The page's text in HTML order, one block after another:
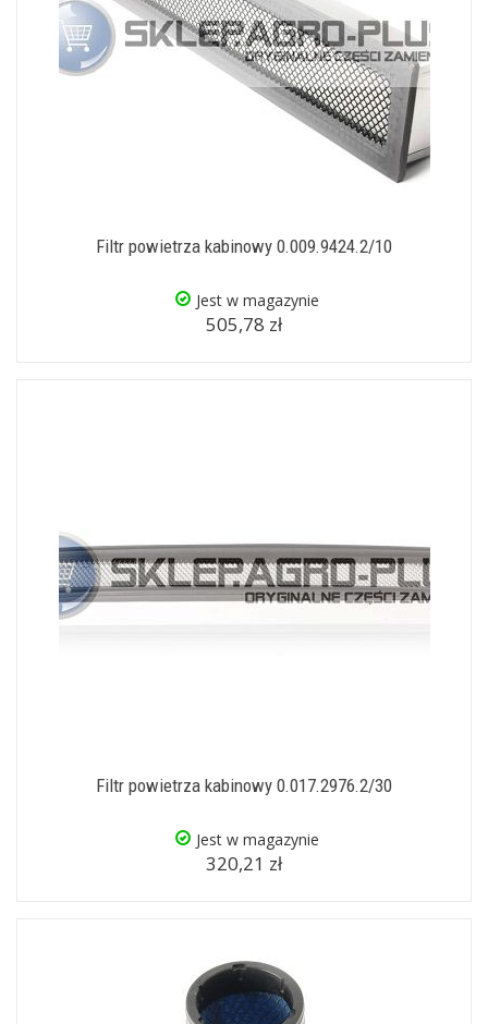
Filtr powietrza kabinowy 0.009.9424.2/10
Jest w magazynie
505,78 zł
Filtr powietrza kabinowy 0.017.2976.2/30
Jest w magazynie
320,21 zł